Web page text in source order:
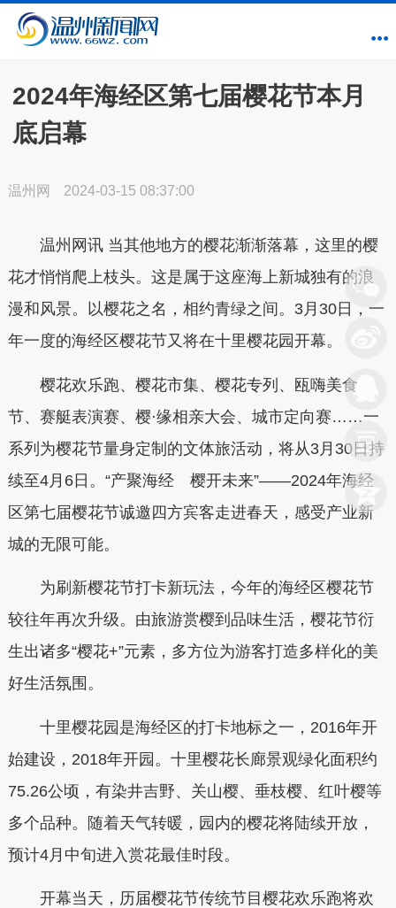
2024年海经区第七届樱花节本月
底启幕
温州网 2024-03-15 08:37:00
温州网讯 当其他地方的樱花渐渐落幕，这里的樱
花才悄悄爬上枝头。这是属于这座海上新城独有的浪
漫和风景。以樱花之名，相约青绿之间。3月30日，一
年一度的海经区樱花节又将在十里樱花园开幕。
樱花欢乐跑、樱花市集、樱花专列、瓯嗨美食
节、赛艇表演赛、樱·缘相亲大会、城市定向赛……一
系列为樱花节量身定制的文体旅活动，将从3月30日持
续至4月6日。“产聚海经 樱开未来”——2024年海经
区第七届樱花节诚邀四方宾客走进春天，感受产业新
城的无限可能。
为刷新樱花节打卡新玩法，今年的海经区樱花节
较往年再次升级。由旅游赏樱到品味生活，樱花节衍
生出诸多“樱花+”元素，多方位为游客打造多样化的美
好生活氛围。
十里樱花园是海经区的打卡地标之一，2016年开
始建设，2018年开园。十里樱花长廊景观绿化面积约
75.26公顷，有染井吉野、关山樱、垂枝樱、红叶樱等
多个品种。随着天气转暖，园内的樱花将陆续开放，
预计4月中旬进入赏花最佳时段。
开幕当天，历届樱花节传统节目樱花欢乐跑将欢